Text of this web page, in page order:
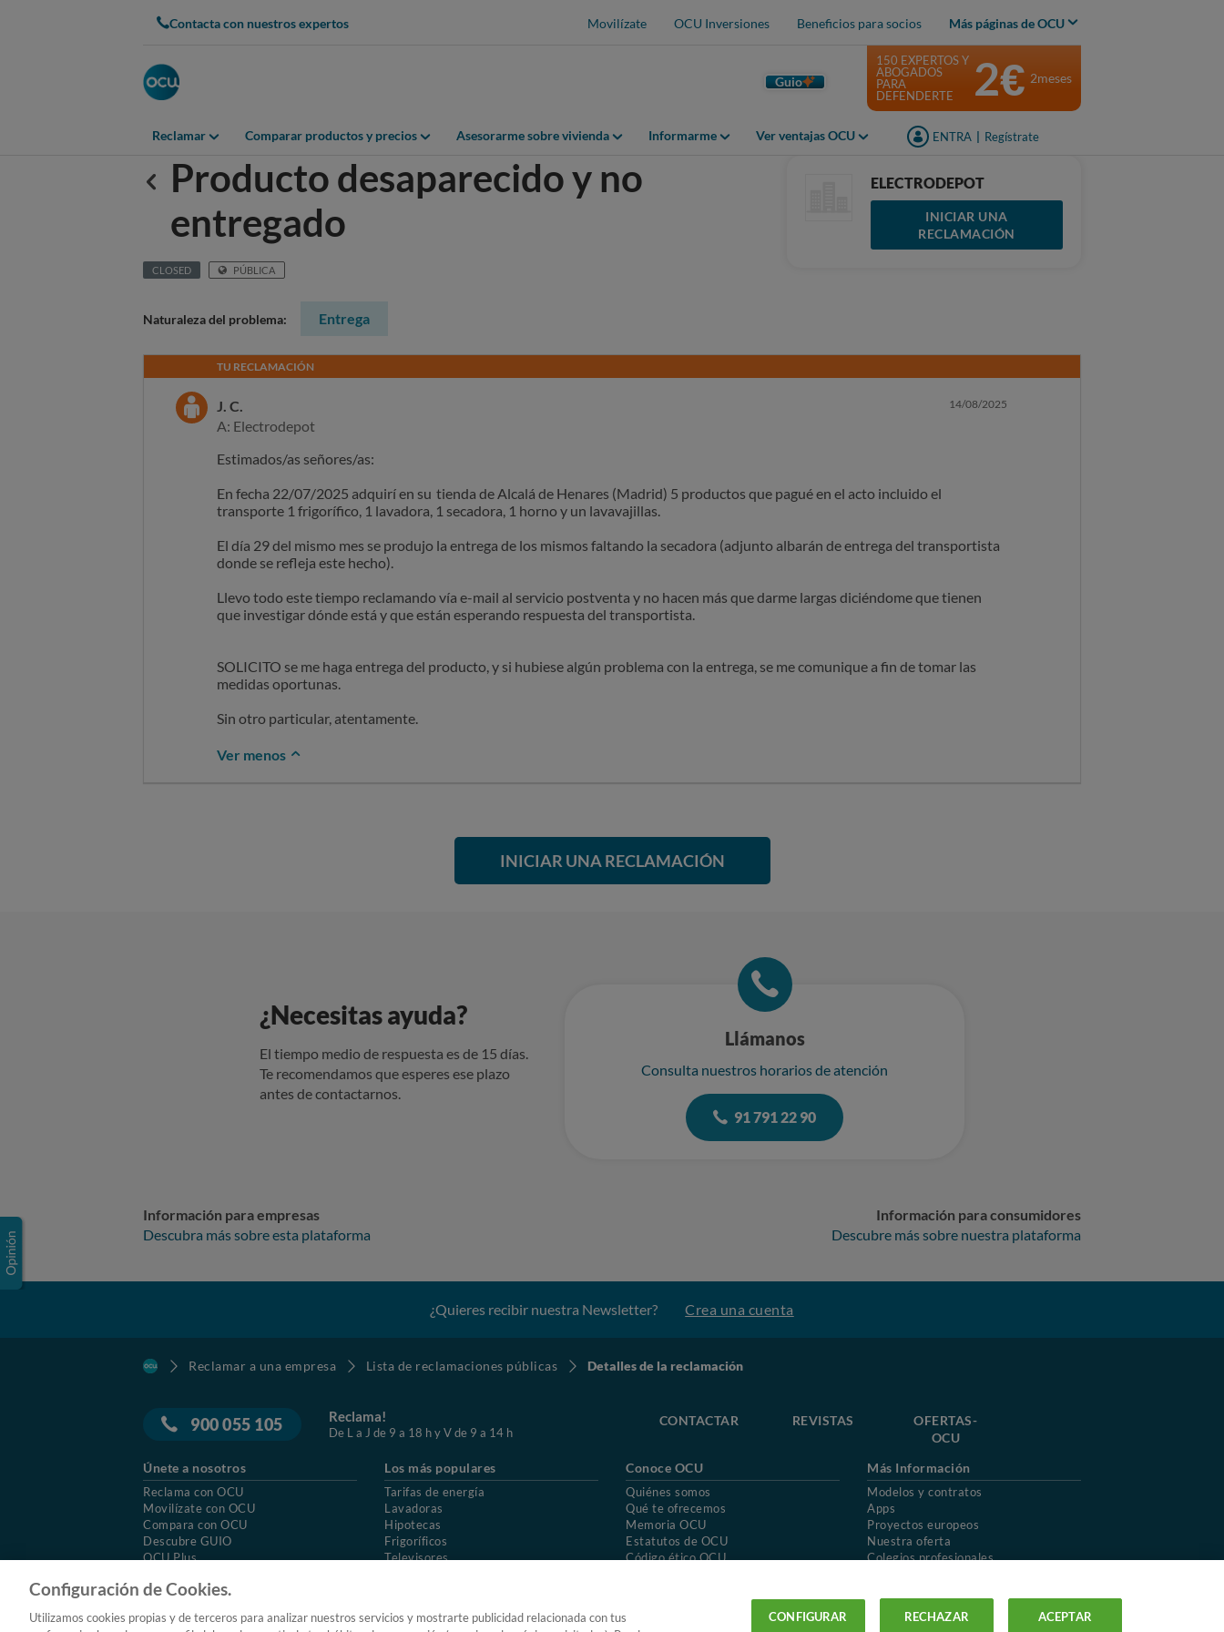
Contacta con nuestros expertos Movilízate OCU Inversiones Beneficios para socios Más páginas de OCU
Guio
Reclamar Comparar productos y precios Asesorarme sobre vivienda Informarme Ver ventajas OCU ENTRA Regístrate
150 EXPERTOS Y
ABOGADOS
PARA
DEFENDERTE
2€ 2meses
Anterior
Producto desaparecido y no
entregado
CLOSED PÚBLICA
ELECTRODEPOT
INICIAR UNA
RECLAMACIÓN
Naturaleza del problema: Entrega
TU RECLAMACIÓN
J. C.
A: Electrodepot
14/08/2025
Estimados/as señores/as:
En fecha 22/07/2025 adquirí en su tienda de Alcalá de Henares (Madrid) 5 productos que pagué en el acto incluido el
transporte 1 frigorífico, 1 lavadora, 1 secadora, 1 horno y un lavavajillas.
El día 29 del mismo mes se produjo la entrega de los mismos faltando la secadora (adjunto albarán de entrega del transportista
donde se refleja este hecho).
Llevo todo este tiempo reclamando vía e-mail al servicio postventa y no hacen más que darme largas diciéndome que tienen
que investigar dónde está y que están esperando respuesta del transportista.
SOLICITO se me haga entrega del producto, y si hubiese algún problema con la entrega, se me comunique a fin de tomar las
medidas oportunas.
Sin otro particular, atentamente.
Ver menos
INICIAR UNA RECLAMACIÓN
¿Necesitas ayuda?
El tiempo medio de respuesta es de 15 días.
Te recomendamos que esperes ese plazo
antes de contactarnos.
Llámanos
Consulta nuestros horarios de atención
91 791 22 90
Información para empresas
Descubra más sobre esta plataforma
Información para consumidores
Descubre más sobre nuestra plataforma
¿Quieres recibir nuestra Newsletter? Crea una cuenta
Reclamar a una empresa Lista de reclamaciones públicas Detalles de la reclamación
900 055 105 Reclama!
De L a J de 9 a 18 h y V de 9 a 14 h
CONTACTAR REVISTAS
OFERTAS-
OCU
Únete a nosotros
Reclama con OCU
Movilízate con OCU
Compara con OCU
Descubre GUIO
OCU Plus
Los más populares
Tarifas de energía
Lavadoras
Hipotecas
Frigoríficos
Televisores
Conoce OCU
Quiénes somos
Qué te ofrecemos
Memoria OCU
Estatutos de OCU
Código ético OCU
Más Información
Modelos y contratos
Apps
Proyectos europeos
Nuestra oferta
Colegios profesionales
Uso del nombre y de los signos de OCU
Aviso Legal
Política de cookies
Configuración de Cookies.
Utilizamos cookies propias y de terceros para analizar nuestros servicios y mostrarte publicidad relacionada con tus
CONFIGURAR RECHAZAR ACEPTAR